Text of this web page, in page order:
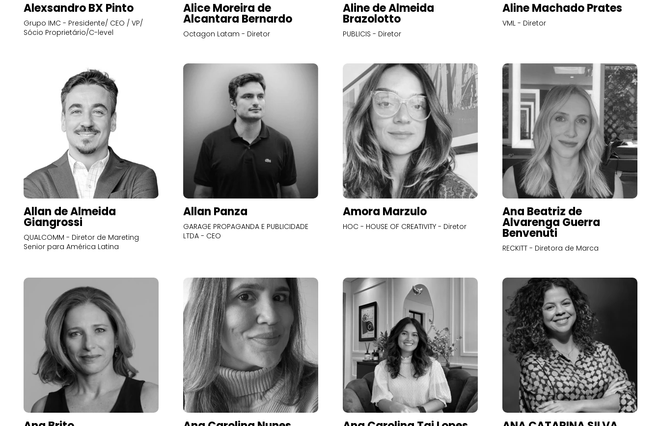
Alexsandro BX Pinto
Grupo IMC - Presidente/ CEO / VP/
Sócio Proprietário/C-level
Alice Moreira de
Alcantara Bernardo
Octagon Latam - Diretor
Aline de Almeida
Brazolotto
PUBLICIS - Diretor
Aline Machado Prates
VML - Diretor
Allan de Almeida
Giangrossi
QUALCOMM - Diretor de Mareting
Senior para América Latina
Allan Panza
GARAGE PROPAGANDA E PUBLICIDADE
LTDA - CEO
Amora Marzulo
HOC - HOUSE OF CREATIVITY - Diretor
Ana Beatriz de
Alvarenga Guerra
Benvenuti
RECKITT - Diretora de Marca